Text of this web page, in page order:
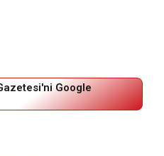
Google